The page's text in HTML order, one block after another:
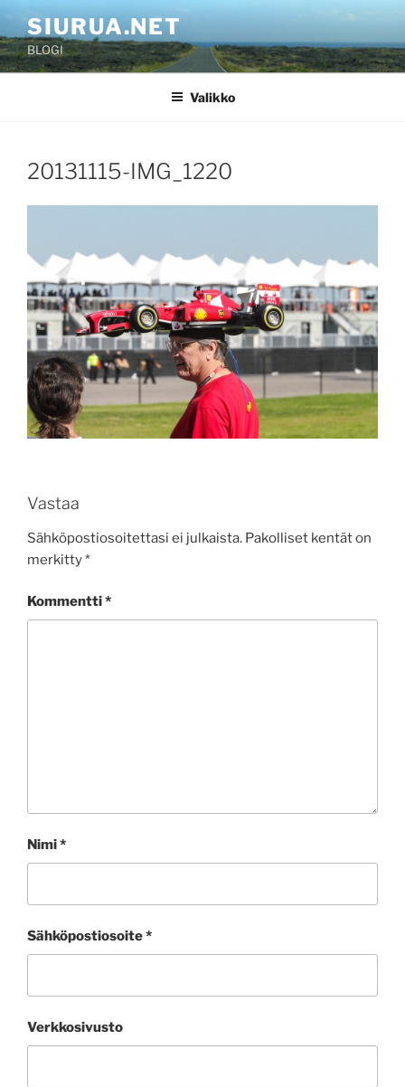
sisältöönSIURUA.NET
BLOGI
Valikko
20131115-IMG_1220
Vastaa
Sähköpostiosoitettasi ei julkaista. Pakolliset kentät on
merkitty*
Kommentti*
Nimi*
Sähköpostiosoite*
Verkkosivusto